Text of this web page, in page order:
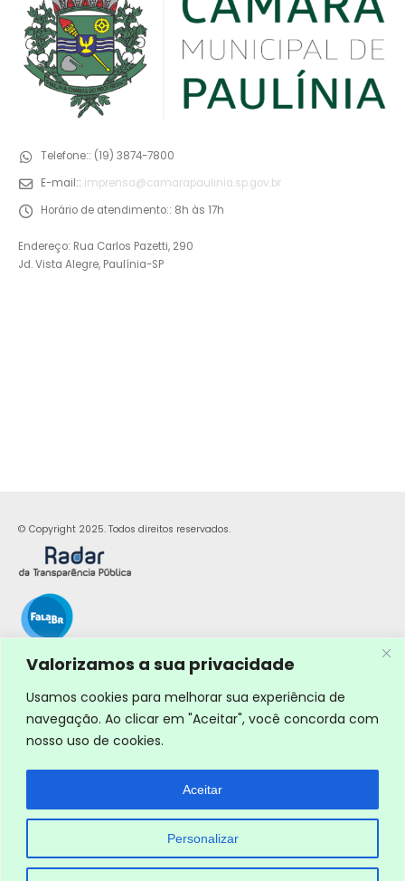
Valorizamos a sua privacidade
Usamos cookies para melhorar sua experiência de
navegação. Ao clicar em "Aceitar", você concorda com
nosso uso de cookies.
Personalizar
Aceitar
Telefone:: (19) 3874-7800
E-mail:: imprensa@camarapaulinia.sp.gov.br
Horário de atendimento:: 8h às 17h
Endereço: Rua Carlos Pazetti, 290
Jd. Vista Alegre, Paulínia-SP
© Copyright 2025. Todos direitos reservados.